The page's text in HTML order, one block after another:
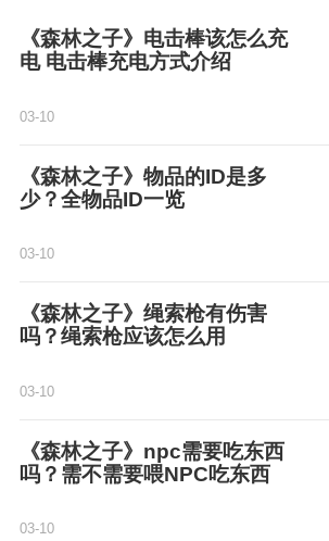
《森林之子》电击棒该怎么充
电 电击棒充电方式介绍
03-10
《森林之子》物品的ID是多
少？全物品ID一览
03-10
《森林之子》绳索枪有伤害
吗？绳索枪应该怎么用
03-10
《森林之子》npc需要吃东西
吗？需不需要喂NPC吃东西
03-10